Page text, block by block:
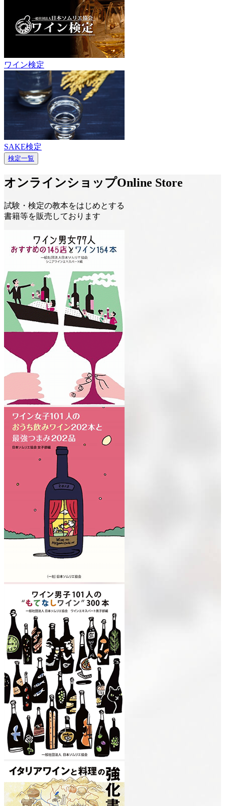
ワイン検定
SAKE検定
検定一覧
オンラインショップOnline Store
試験・検定の教本をはじめとする
書籍等を販売しております